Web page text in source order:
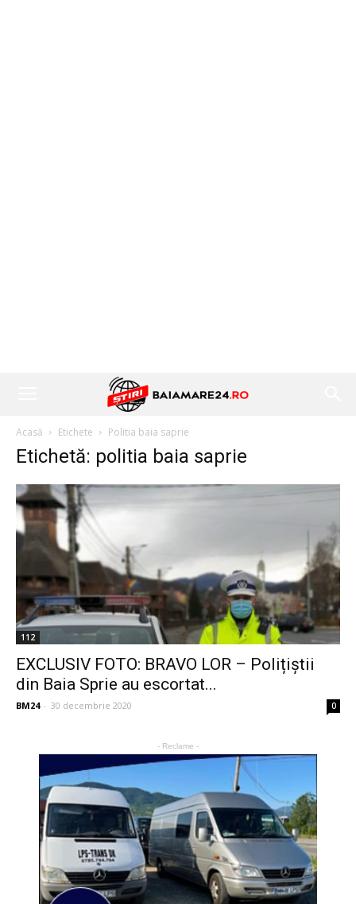
Acasă Etichete Politia baia saprie
Etichetă: politia baia saprie
112
EXCLUSIV FOTO: BRAVO LOR – Polițiștii
din Baia Sprie au escortat...
BM24 - 30 decembrie 2020 0
- Reclame -